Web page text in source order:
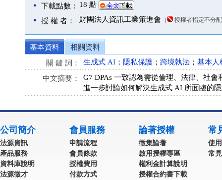
下載點數： 18 點
授 權 者： 財團法人資訊工業策進會 （ 授權者指定不分
基本資料
相關資料
關 鍵 詞：
生成式 AI ； 隱私保護 ； 跨境執法 ； 基本人
中文摘要：
G7 DPAs 一致認為需從倫理、法律、社
進一步討論如何解決生成式 AI 所面臨的
公司簡介
法源資訊
產品服務
資料庫說明
法源徵才
會員服務
申請流程
會員條款
授權費用
付款方式
論著授權
徵集論著
啟用授權專區
權利金計算說明
授權合約書下載
常
使
常